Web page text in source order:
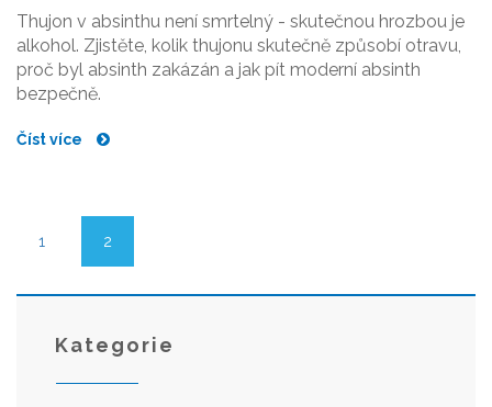
Thujon v absinthu není smrtelný - skutečnou hrozbou je
alkohol. Zjistěte, kolik thujonu skutečně způsobí otravu,
proč byl absinth zakázán a jak pít moderní absinth
bezpečně.
Číst více
1 2
Kategorie